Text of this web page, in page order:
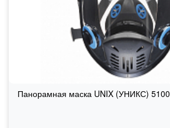
Панорамная маска UNIX (УНИКС) 5100